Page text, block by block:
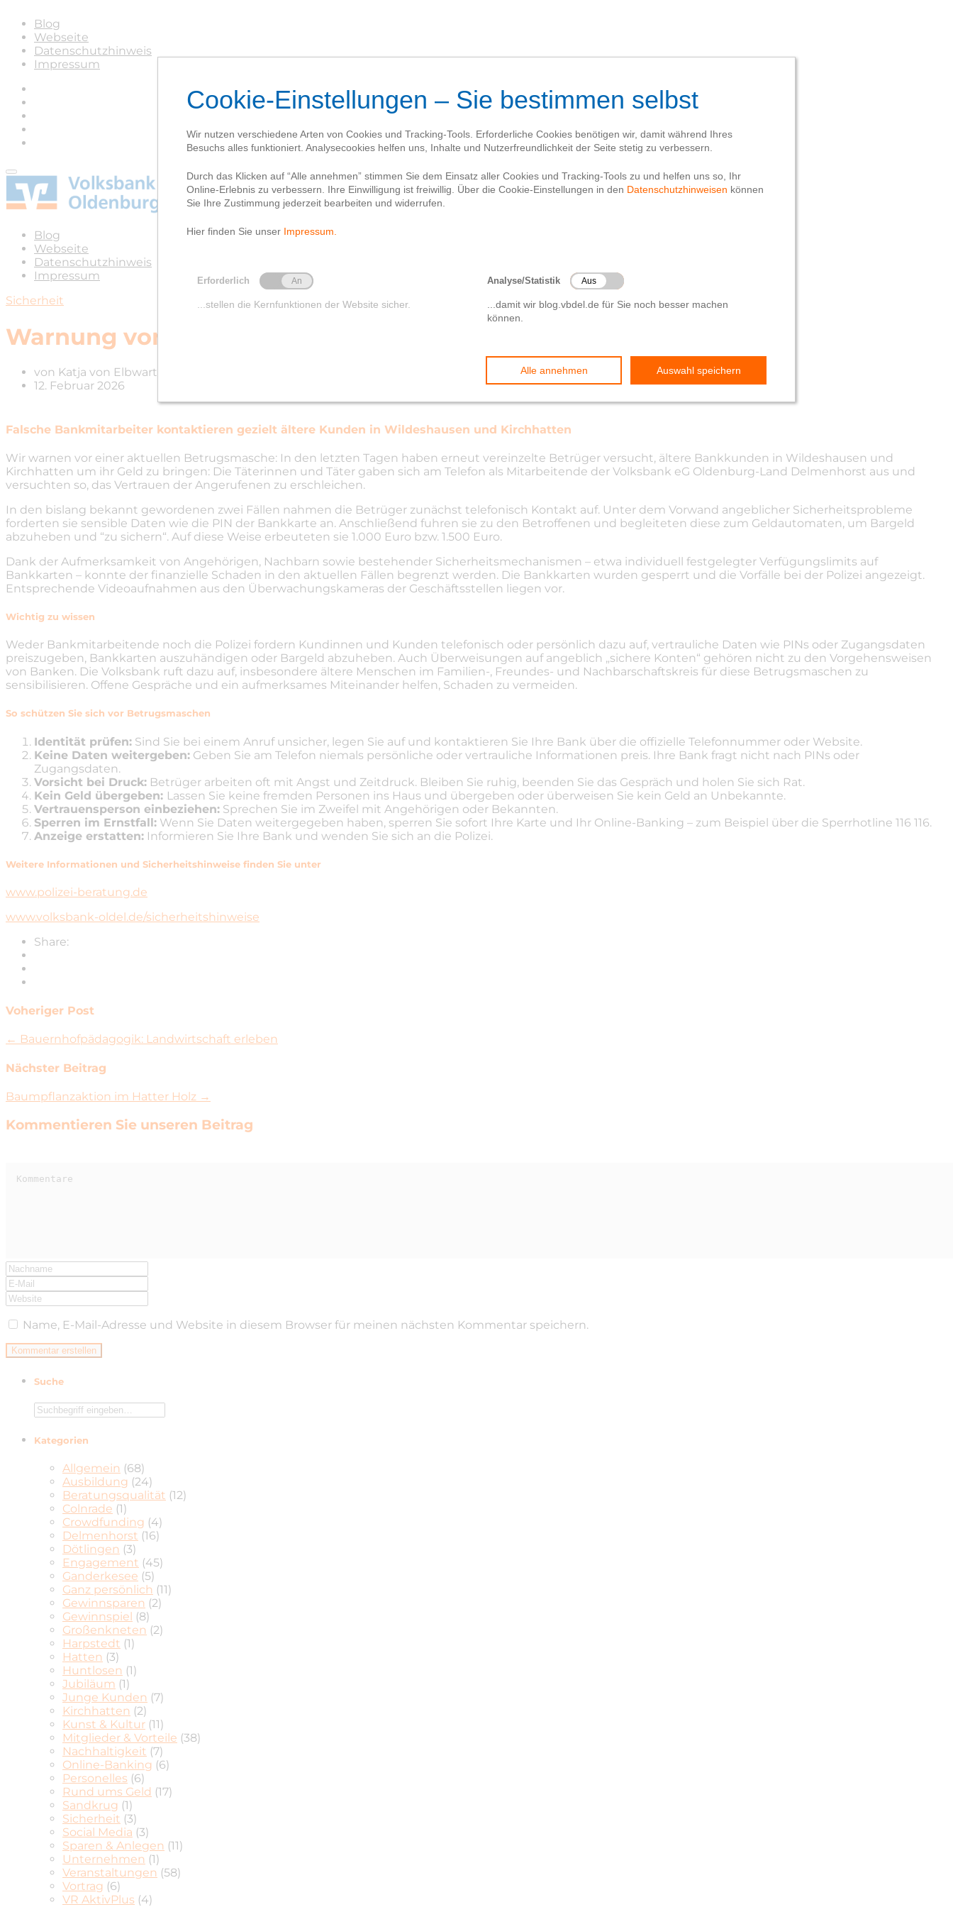
Blog
Webseite
Datenschutzhinweis
Impressum
Blog
Webseite
Datenschutzhinweis
Impressum
Sicherheit
Warnung vor Betrugsmasche
von Katja von Elbwart
12. Februar 2026
Falsche Bankmitarbeiter kontaktieren gezielt ältere Kunden in Wildeshausen und Kirchhatten
Wir warnen vor einer aktuellen Betrugsmasche: In den letzten Tagen haben erneut vereinzelte Betrüger versucht, ältere Bankkunden in Wildeshausen und
Kirchhatten um ihr Geld zu bringen: Die Täterinnen und Täter gaben sich am Telefon als Mitarbeitende der Volksbank eG Oldenburg-Land Delmenhorst aus und
versuchten so, das Vertrauen der Angerufenen zu erschleichen.
In den bislang bekannt gewordenen zwei Fällen nahmen die Betrüger zunächst telefonisch Kontakt auf. Unter dem Vorwand angeblicher Sicherheitsprobleme
forderten sie sensible Daten wie die PIN der Bankkarte an. Anschließend fuhren sie zu den Betroffenen und begleiteten diese zum Geldautomaten, um Bargeld
abzuheben und “zu sichern“. Auf diese Weise erbeuteten sie 1.000 Euro bzw. 1.500 Euro.
Dank der Aufmerksamkeit von Angehörigen, Nachbarn sowie bestehender Sicherheitsmechanismen – etwa individuell festgelegter Verfügungslimits auf
Bankkarten – konnte der finanzielle Schaden in den aktuellen Fällen begrenzt werden. Die Bankkarten wurden gesperrt und die Vorfälle bei der Polizei angezeigt.
Entsprechende Videoaufnahmen aus den Überwachungskameras der Geschäftsstellen liegen vor.
Wichtig zu wissen
Weder Bankmitarbeitende noch die Polizei fordern Kundinnen und Kunden telefonisch oder persönlich dazu auf, vertrauliche Daten wie PINs oder Zugangsdaten
preiszugeben, Bankkarten auszuhändigen oder Bargeld abzuheben. Auch Überweisungen auf angeblich „sichere Konten“ gehören nicht zu den Vorgehensweisen
von Banken. Die Volksbank ruft dazu auf, insbesondere ältere Menschen im Familien-, Freundes- und Nachbarschaftskreis für diese Betrugsmaschen zu
sensibilisieren. Offene Gespräche und ein aufmerksames Miteinander helfen, Schaden zu vermeiden.
So schützen Sie sich vor Betrugsmaschen
Identität prüfen: Sind Sie bei einem Anruf unsicher, legen Sie auf und kontaktieren Sie Ihre Bank über die offizielle Telefonnummer oder Website.
Keine Daten weitergeben: Geben Sie am Telefon niemals persönliche oder vertrauliche Informationen preis. Ihre Bank fragt nicht nach PINs oder
Zugangsdaten.
Vorsicht bei Druck: Betrüger arbeiten oft mit Angst und Zeitdruck. Bleiben Sie ruhig, beenden Sie das Gespräch und holen Sie sich Rat.
Kein Geld übergeben: Lassen Sie keine fremden Personen ins Haus und übergeben oder überweisen Sie kein Geld an Unbekannte.
Vertrauensperson einbeziehen: Sprechen Sie im Zweifel mit Angehörigen oder Bekannten.
Sperren im Ernstfall: Wenn Sie Daten weitergegeben haben, sperren Sie sofort Ihre Karte und Ihr Online-Banking – zum Beispiel über die Sperrhotline 116 116.
Anzeige erstatten: Informieren Sie Ihre Bank und wenden Sie sich an die Polizei.
Weitere Informationen und Sicherheitshinweise finden Sie unter
www.polizei-beratung.de
www.volksbank-oldel.de/sicherheitshinweise
Share:
Voheriger Post
← Bauernhofpädagogik: Landwirtschaft erleben
Nächster Beitrag
Baumpflanzaktion im Hatter Holz →
Kommentieren Sie unseren Beitrag
Name, E-Mail-Adresse und Website in diesem Browser für meinen nächsten Kommentar speichern.
Suche
Kategorien
Allgemein (68)
Ausbildung (24)
Beratungsqualität (12)
Colnrade (1)
Crowdfunding (4)
Delmenhorst (16)
Dötlingen (3)
Engagement (45)
Ganderkesee (5)
Ganz persönlich (11)
Gewinnsparen (2)
Gewinnspiel (8)
Großenkneten (2)
Harpstedt (1)
Hatten (3)
Huntlosen (1)
Jubiläum (1)
Junge Kunden (7)
Kirchhatten (2)
Kunst & Kultur (11)
Mitglieder & Vorteile (38)
Nachhaltigkeit (7)
Online-Banking (6)
Personelles (6)
Rund ums Geld (17)
Sandkrug (1)
Sicherheit (3)
Social Media (3)
Sparen & Anlegen (11)
Unternehmen (1)
Veranstaltungen (58)
Vortrag (6)
VR AktivPlus (4)